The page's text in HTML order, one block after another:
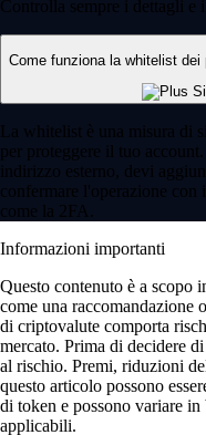
Controlla sempre i dettagli e
Come funziona la whitelist
La whitelist è una misura di
per proteggere il tuo
indirizzo esterno, devi
confermare l'operazione con
come la 2FA.
Informazioni importanti
Questo contenuto è a scopo
come una
di criptovalute comporta
mercato. Prima di decidere
al rischio. Premi, riduzioni
questo articolo possono
di token e possono variare
applicabili.